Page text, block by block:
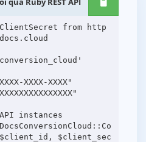
from http
XXXX-XXXX"
instances
$client_sec